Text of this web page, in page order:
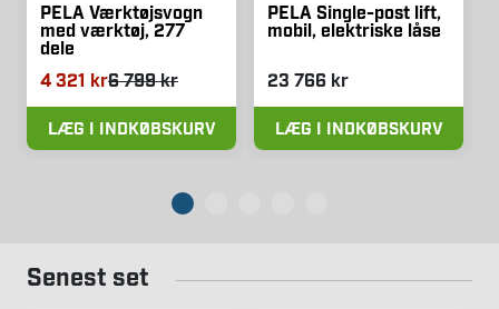
PELA Værktøjsvogn
med værktøj, 277
dele
4 321 kr6 799 kr
LÆG I INDKØBSKURV
PELA Single-post lift,
mobil, elektriske låse
23 766 kr
LÆG I INDKØBSKURV
Senest set